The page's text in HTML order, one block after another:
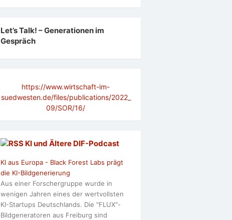
Let’s Talk! – Generationen im
Gespräch
https://www.wirtschaft-im-
suedwesten.de/files/publications/2022_
09/SOR/16/
KI und Ältere DlF-Podcast
KI aus Europa - Black Forest Labs prägt
die KI-Bildgenerierung
Aus einer Forschergruppe wurde in
wenigen Jahren eines der wertvollsten
KI-Startups Deutschlands. Die "FLUX"-
Bildgeneratoren aus Freiburg sind